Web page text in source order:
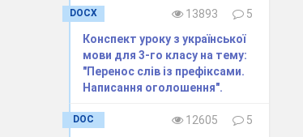
DOCX 13893
5
Конспект уроку з української
мови для 3-го класу на тему:
"Перенос слів із префіксами.
Написання оголошення".
DOC 12605
5